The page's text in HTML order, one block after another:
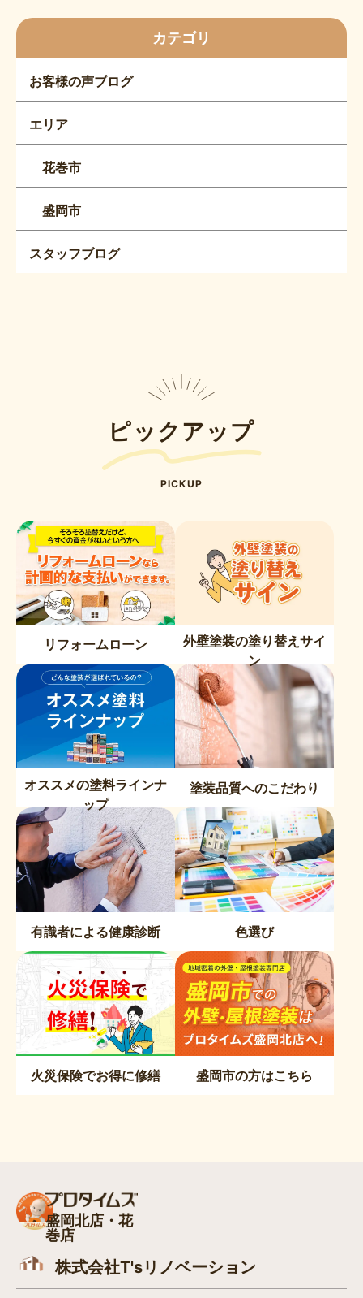
カテゴリ
お客様の声ブログ
エリア
花巻市
盛岡市
スタッフブログ
ピックアップ
PICKUP
リフォームローン
外壁塗装の塗り替えサイ
ン
オススメの塗料ラインナ
ップ
塗装品質へのこだわり
有識者による健康診断 色選び
火災保険でお得に修繕 盛岡市の方はこちら
盛岡北店・花
巻店
株式会社T'sリノベーション